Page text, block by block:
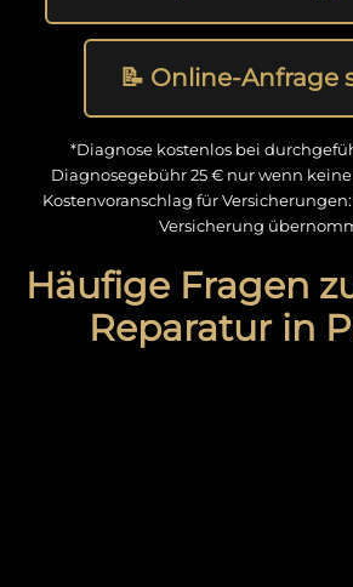
📝 Online-Anfrage
*Diagnose kostenlos bei
Diagnosegebühr 25 € nur wenn
Kostenvoranschlag für
Versicherung
Häufige Fragen
Reparatur in